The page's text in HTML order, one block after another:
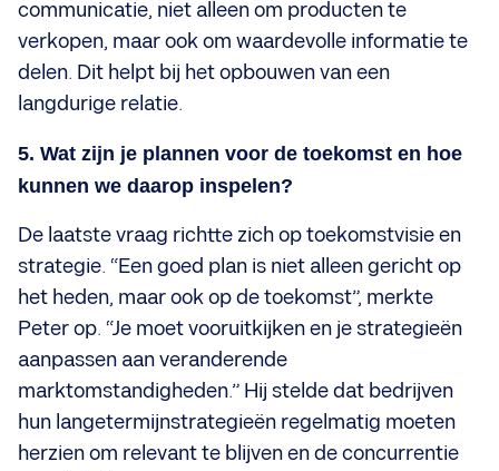
communicatie, niet alleen om producten te
verkopen, maar ook om waardevolle informatie te
delen. Dit helpt bij het opbouwen van een
langdurige relatie.
5. Wat zijn je plannen voor de toekomst en hoe
kunnen we daarop inspelen?
De laatste vraag richtte zich op toekomstvisie en
strategie. “Een goed plan is niet alleen gericht op
het heden, maar ook op de toekomst”, merkte
Peter op. “Je moet vooruitkijken en je strategieën
aanpassen aan veranderende
marktomstandigheden.” Hij stelde dat bedrijven
hun langetermijnstrategieën regelmatig moeten
herzien om relevant te blijven en de concurrentie